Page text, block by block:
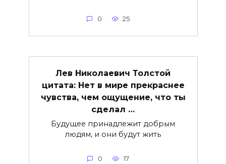
0 25
Лев Николаевич Толстой
цитата: Нет в мире прекраснее
чувства, чем ощущение, что ты
сделал …
Будущее принадлежит добрым
людям, и они будут жить
0 17